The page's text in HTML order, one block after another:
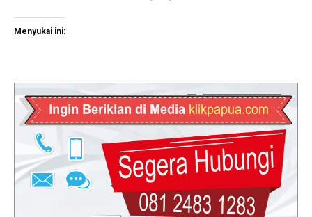
Menyukai ini: